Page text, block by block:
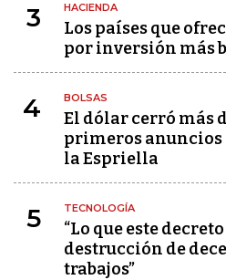
3 HACIENDA
Los países que
por inversión más
4 BOLSAS
El dólar cerró más
primeros anuncios
la Espriella
5 TECNOLOGÍA
“Lo que este
destrucción de
trabajos”